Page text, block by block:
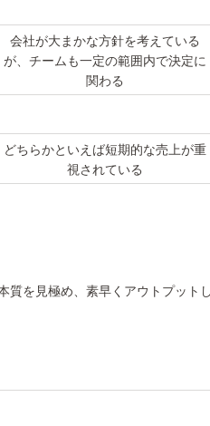
会社が大まかな方針を考えている
が、チームも一定の範囲内で決定に
関わる
どちらかといえば短期的な売上が重
視されている
質を見極め、素早くアウトプッ